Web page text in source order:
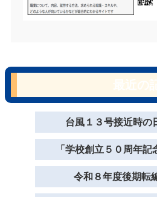
台風１３号接近時の
「学校創立５０周年記
令和８年度後期転